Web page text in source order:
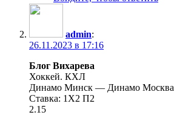
admin:
26.11.2023 в 17:16
Блог Вихарева
Хоккей. КХЛ
Динамо Минск — Динамо Москва
Ставка: 1X2 П2
2.15